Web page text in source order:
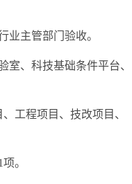
业主管部门验收。
室、科技基础条件平台、
工程项目、技改项目、
。